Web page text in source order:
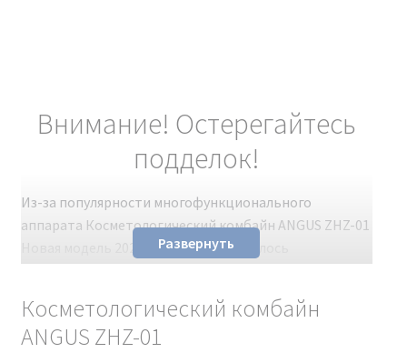
Внимание! Остерегайтесь
подделок!
Из-за популярности многофункционального
аппарата Косметологический комбайн ANGUS ZHZ-01
Новая модель 2024 г. на рынке появилось
косметологические аппараты не обладают
заявленными характеристиками. Чтобы избежать
Развернуть
Косметологический комбайн
ANGUS ZHZ-01